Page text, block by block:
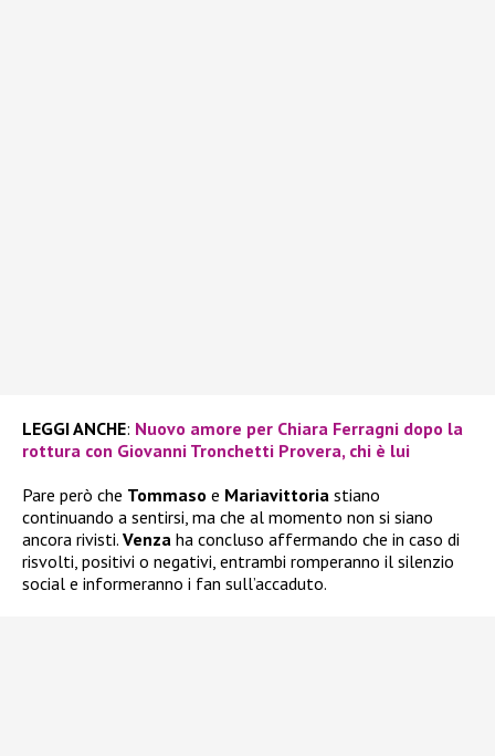
LEGGI ANCHE: Nuovo amore per Chiara Ferragni dopo la
rottura con Giovanni Tronchetti Provera, chi è lui
Pare però che Tommaso e Mariavittoria stiano
continuando a sentirsi, ma che al momento non si siano
ancora rivisti. Venza ha concluso affermando che in caso di
risvolti, positivi o negativi, entrambi romperanno il silenzio
social e informeranno i fan sull’accaduto.